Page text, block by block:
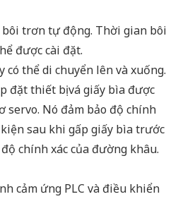
trơn tự động. Thời gian bôi
được cài đặt.
thể di chuyển lên và xuống.
đặt thiết bị vá giấy bìa được
servo. Nó đảm bảo độ chính
sau khi gấp giấy bìa trước
chính xác của đường khâu.
cảm ứng PLC và điều khiển